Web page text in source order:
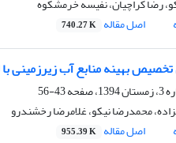
رضا کراچیان، نفیسه خرمشکوه
اصل مقاله 740.27 K
بهینه منابع آب زیرزمینی
43-56
محمدرضا نیکو، غلامرضا رخشندرو
اصل مقاله 955.39 K